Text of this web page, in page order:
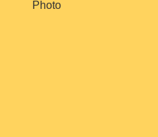
Photo